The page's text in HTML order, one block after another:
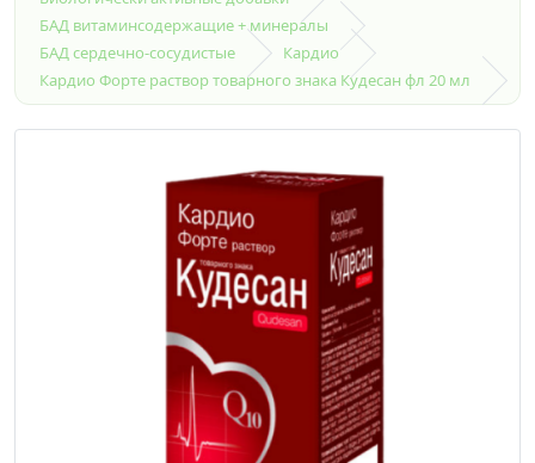
БАД витаминсодержащие + минералы
БАД сердечно-сосудистые
Кардио
Кардио Форте раствор товарного знака Кудесан фл 20 мл